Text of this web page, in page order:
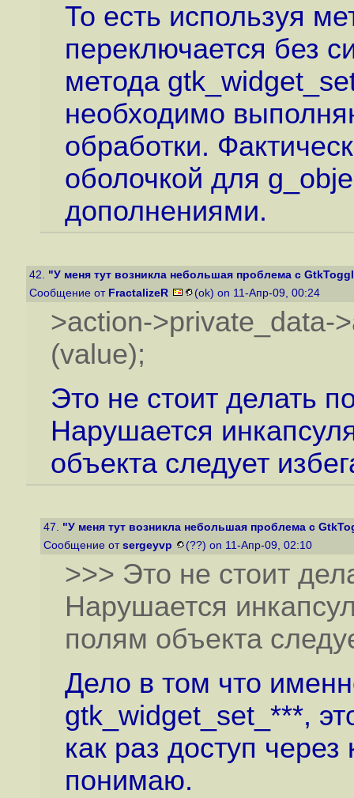
То есть используя
переключается без
метода
необходимо
обработки.
оболочкой для
дополнениями.
42. "У меня тут возникла небольшая проблема с
Сообщение от FractalizeR (ok) on 11-Апр-09, 00:24
>action->private_data-
(value);
Это не стоит делать
Нарушается
объекта следует
47. "У меня тут возникла небольшая проблема с
Сообщение от sergeyvp (??) on 11-Апр-09, 02:10
>>> Это не стоит
Нарушается
полям объекта
Дело в том что
gtk_widget_set_***,
как раз доступ
понимаю.